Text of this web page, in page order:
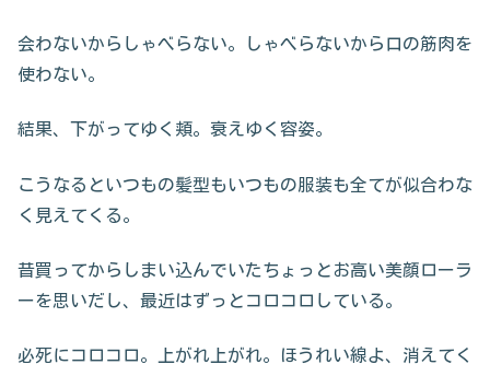
会わないからしゃべらない。しゃべらないから口の筋肉を
使わない。
結果、下がってゆく頬。衰えゆく容姿。
こうなるといつもの髪型もいつもの服装も全てが似合わな
く見えてくる。
昔買ってからしまい込んでいたちょっとお高い美顔ローラ
ーを思いだし、最近はずっとコロコロしている。
必死にコロコロ。上がれ上がれ。ほうれい線よ、消えてく